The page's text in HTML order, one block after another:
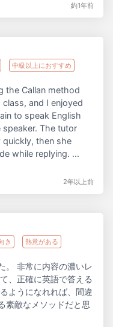
約1年前
中級以上におすすめ
the Callan method
and I enjoyed
to speak English
The tutor
quickly, then she
while replying. ...
2年以上前
き 熱意がある
。 非常に内容の濃いレ
、正確に英語で答える
ようになれれば、間違
素敵なメソッドだと思